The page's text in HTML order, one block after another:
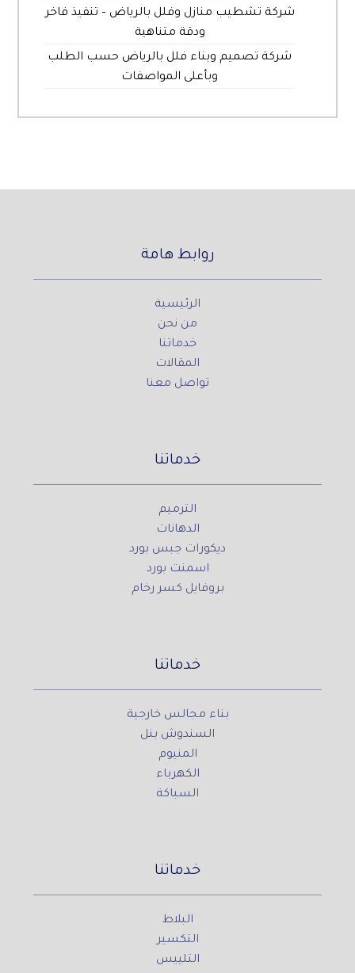
شركة تشطيب منازل وفلل بالرياض – تنفيذ فاخر
ودقة متناهية
شركة تصميم وبناء فلل بالرياض حسب الطلب
وبأعلى المواصفات
روابط هامة
الرئيسية
من نحن
خدماتنا
المقالات
تواصل معنا
خدماتنا
الترميم
الدهانات
ديكورات جبس بورد
اسمنت بورد
بروفايل كسر رخام
خدماتنا
بناء مجالس خارجية
السندوش بنل
المنيوم
الكهرباء
السباكة
خدماتنا
البلاط
التكسير
التلييس